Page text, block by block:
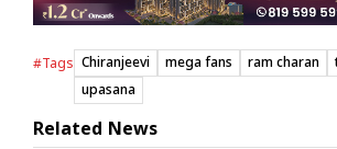
#Tags Chiranjeevi mega fans ram charan
upasana
Related News